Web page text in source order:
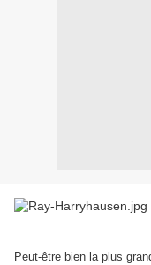
Peut-être bien la plus